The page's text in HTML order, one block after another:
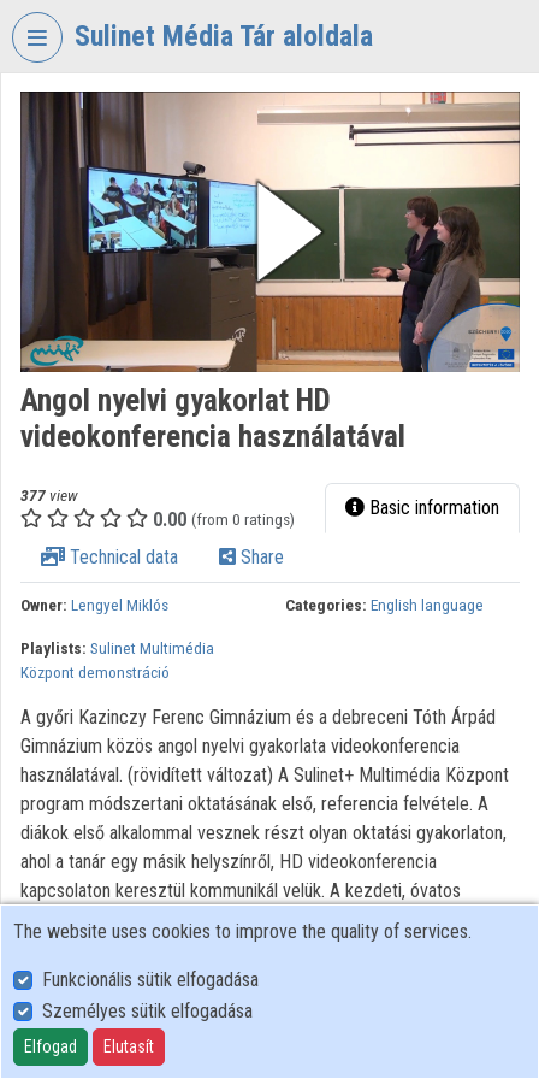
Skip header
Sulinet Média Tár aloldala
VIDEO TORIUM
SULINET
Organization home
Log In
Categories
Contributors
Angol nyelvi gyakorlat HD
videokonferencia használatával
377 view
0.00 (from 0 ratings) Basic information
Technical data Share
Owner: Lengyel Miklós Categories: English language
Playlists: Sulinet Multimédia
Központ demonstráció
A győri Kazinczy Ferenc Gimnázium és a debreceni Tóth Árpád
Gimnázium közös angol nyelvi gyakorlata videokonferencia
használatával. (rövidített változat) A Sulinet+ Multimédia Központ
program módszertani oktatásának első, referencia felvétele. A
diákok első alkalommal vesznek részt olyan oktatási gyakorlaton,
ahol a tanár egy másik helyszínről, HD videokonferencia
kapcsolaton keresztül kommunikál velük. A kezdeti, óvatos
megnyilvánulásokat, reakciókat a gyakorlat során egyre
természetesebb kommunikáció váltotta fel. A két helyszín az
egymásról látott kép mellett számítógépes tartalmat is be tud
mutatni egymásnak. Jelen esetben a debreceni, már meglévő
interaktív táblán végzett munka is látható a győri helyszínen. A HD
videokonferencia technológia olyan kommunikációs hátteret
The website uses cookies to improve the quality of services.
Funkcionális sütik elfogadása
Személyes sütik elfogadása
Elfogad Elutasít